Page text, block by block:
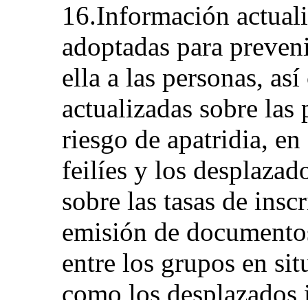
16.Información
adoptadas para
ella a las personas,
actualizadas sobre las
riesgo de apatridia,
feilíes y los
sobre las tasas de
emisión de
entre los grupos en
como los